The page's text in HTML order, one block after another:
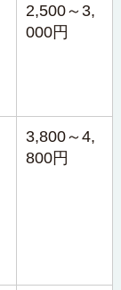
2,500～3,
000円
3,800～4,
800円